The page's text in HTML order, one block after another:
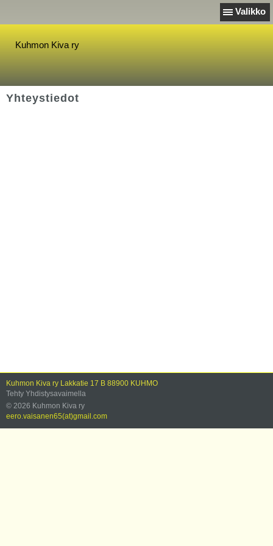
Valikko
Kuhmon Kiva ry
Yhteystiedot
Kuhmon Kiva ry Lakkatie 17 B 88900 KUHMO
Tehty Yhdistysavaimella
© 2026 Kuhmon Kiva ry
eero.vaisanen65(at)gmail.com